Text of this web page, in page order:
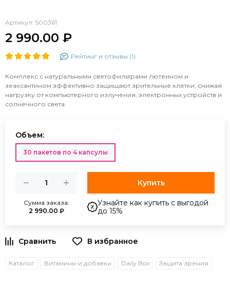
Артикул: 500361
2 990.00 ₽
Рейтинг и отзывы (1)
Комплекс с натуральными светофильтрами лютеином и
зеаксантином эффективно защищают зрительные клетки, снижая
нагрузку от компьютерного излучения, электронных устройств и
солнечного света.
Объем:
30 пакетов по 4 капсулы
Сумма заказа:
2 990.00 ₽
Купить
Узнайте как купить с выгодой
до 15%
Каталог Витамины и добавки Daily Box Защита зрения